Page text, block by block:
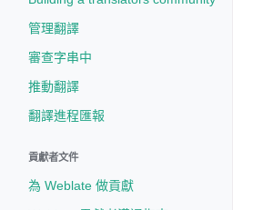
管理翻譯
審查字串中
推動翻譯
翻譯進程匯報
貢獻者文件
為 Weblate 做貢獻